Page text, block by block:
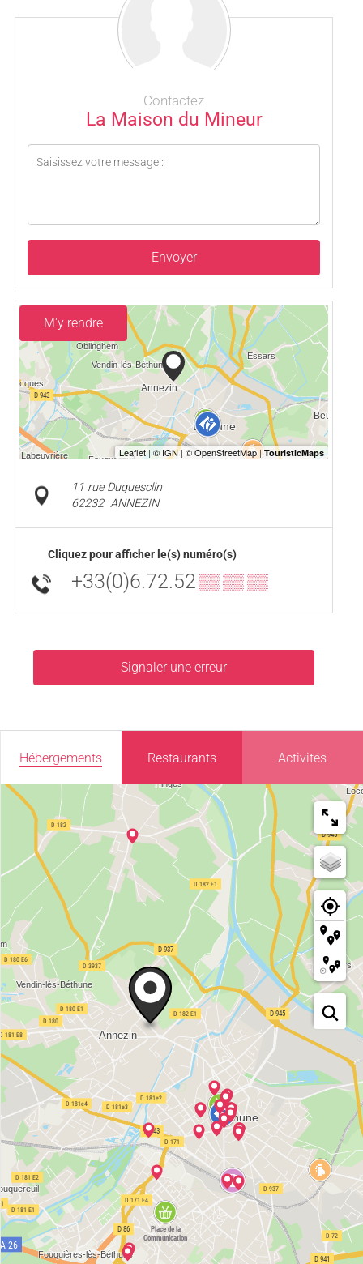
Contactez
La Maison du Mineur
Envoyer
M'y rendre
11 rue Duguesclin
62232 ANNEZIN
Cliquez pour afficher le(s) numéro(s)
+33(0)6.72.52▒▒ ▒▒ ▒▒
Signaler une erreur
Hébergements Restaurants Activités